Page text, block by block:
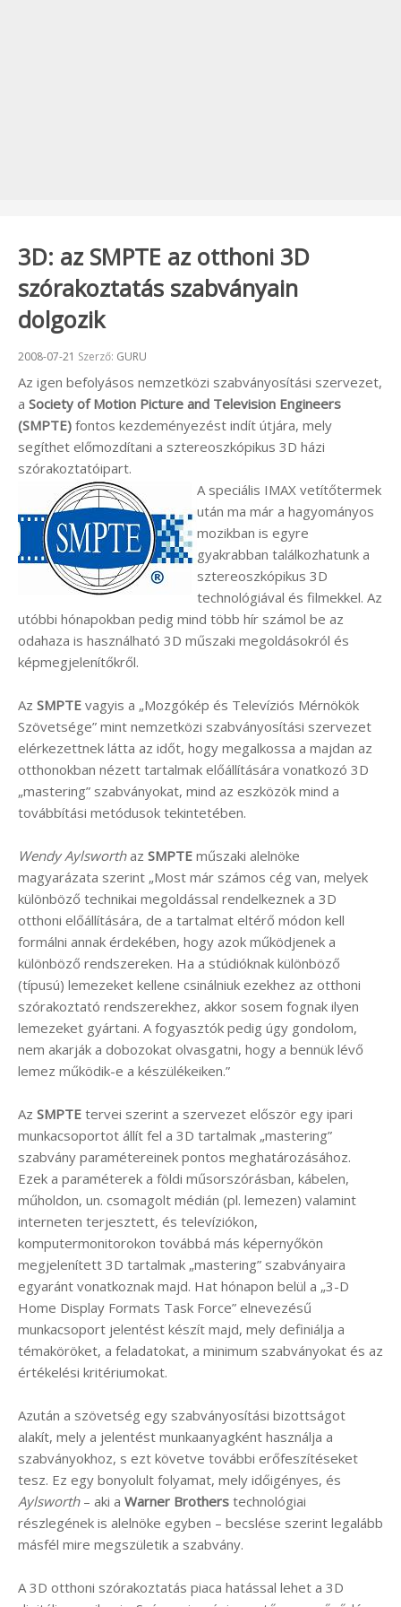
3D: az SMPTE az otthoni 3D
szórakoztatás szabványain
dolgozik
Beküldve:
2008-07-21 Szerző: GURU
Az igen befolyásos nemzetközi szabványosítási szervezet,
a Society of Motion Picture and Television Engineers
(SMPTE) fontos kezdeményezést indít útjára, mely
segíthet előmozdítani a sztereoszkópikus 3D házi
szórakoztatóipart.
A speciális IMAX vetítőtermek
után ma már a hagyományos
mozikban is egyre
gyakrabban találkozhatunk a
sztereoszkópikus 3D
technológiával és filmekkel. Az
utóbbi hónapokban pedig mind több hír számol be az
odahaza is használható 3D műszaki megoldásokról és
képmegjelenítőkről.
Az SMPTE vagyis a „Mozgókép és Televíziós Mérnökök
Szövetsége” mint nemzetközi szabványosítási szervezet
elérkezettnek látta az időt, hogy megalkossa a majdan az
otthonokban nézett tartalmak előállítására vonatkozó 3D
„mastering” szabványokat, mind az eszközök mind a
továbbítási metódusok tekintetében.
Wendy Aylsworthaz SMPTE műszaki alelnöke
magyarázata szerint „Most már számos cég van, melyek
különböző technikai megoldással rendelkeznek a 3D
otthoni előállítására, de a tartalmat eltérő módon kell
formálni annak érdekében, hogy azok működjenek a
különböző rendszereken. Ha a stúdióknak különböző
(típusú) lemezeket kellene csinálniuk ezekhez az otthoni
szórakoztató rendszerekhez, akkor sosem fognak ilyen
lemezeket gyártani. A fogyasztók pedig úgy gondolom,
nem akarják a dobozokat olvasgatni, hogy a bennük lévő
lemez működik-e a készülékeiken.”
Az SMPTE tervei szerint a szervezet először egy ipari
munkacsoportot állít fel a 3D tartalmak „mastering”
szabvány paramétereinek pontos meghatározásához.
Ezek a paraméterek a földi műsorszórásban, kábelen,
műholdon, un. csomagolt médián (pl. lemezen) valamint
interneten terjesztett, és televíziókon,
komputermonitorokon továbbá más képernyőkön
megjelenített 3D tartalmak „mastering” szabványaira
egyaránt vonatkoznak majd. Hat hónapon belül a „3-D
Home Display Formats Task Force” elnevezésű
munkacsoport jelentést készít majd, mely definiálja a
témaköröket, a feladatokat, a minimum szabványokat és az
értékelési kritériumokat.
Azután a szövetség egy szabványosítási bizottságot
alakít, mely a jelentést munkaanyagként használja a
szabványokhoz, s ezt követve további erőfeszítéseket
tesz. Ez egy bonyolult folyamat, mely időigényes, és
Aylsworth– aki a Warner Brothers technológiai
részlegének is alelnöke egyben – becslése szerint legalább
másfél mire megszületik a szabvány.
A 3D otthoni szórakoztatás piaca hatással lehet a 3D